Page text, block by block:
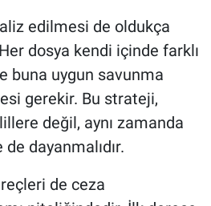
edilmesi de oldukça
dosya kendi içinde farklı
buna uygun savunma
gerekir. Bu strateji,
değil, aynı zamanda
dayanmalıdır.
de ceza